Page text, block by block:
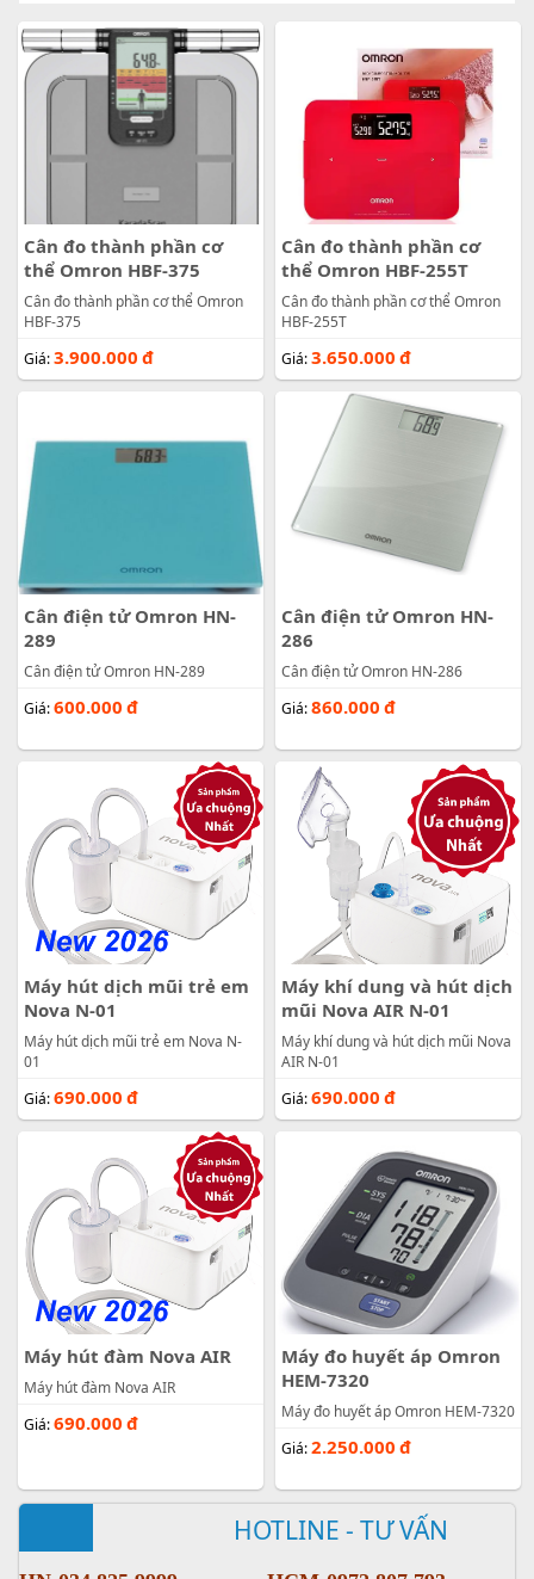
HOTLINE - TƯ VẤN
Cân đo thành phần cơ
thể Omron HBF-375
Cân đo thành phần cơ thể Omron
HBF-375
Giá:3.900.000 đ
Cân đo thành phần cơ
thể Omron HBF-255T
Cân đo thành phần cơ thể Omron
HBF-255T
Giá:3.650.000 đ
Cân điện tử Omron HN-
289
Cân điện tử Omron HN-289
Giá:600.000 đ
Cân điện tử Omron HN-
286
Cân điện tử Omron HN-286
Giá:860.000 đ
Máy hút dịch mũi trẻ em
Nova N-01
Máy hút dịch mũi trẻ em Nova N-
01
Giá:690.000 đ
Máy khí dung và hút dịch
mũi Nova AIR N-01
Máy khí dung và hút dịch mũi Nova
AIR N-01
Giá:690.000 đ
Máy hút đàm Nova AIR
Máy hút đàm Nova AIR
Giá:690.000 đ
Máy đo huyết áp Omron
HEM-7320
Máy đo huyết áp Omron HEM-7320
Giá:2.250.000 đ